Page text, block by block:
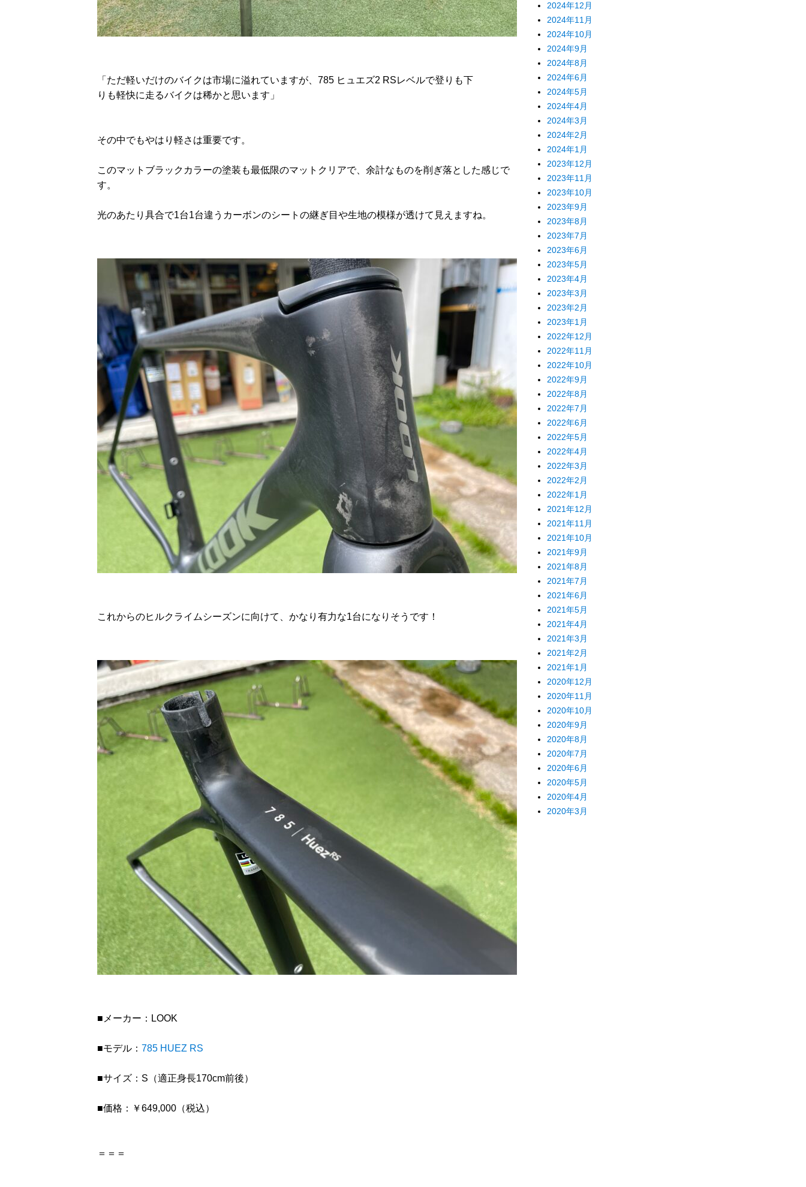
「ただ軽いだけのバイクは市場に溢れていますが、785 ヒュエズ2 RSレベルで登りも下
りも軽快に走るバイクは稀かと思います」
その中でもやはり軽さは重要です。
このマットブラックカラーの塗装も最低限のマットクリアで、余計なものを削ぎ落とした感じで
す。
光のあたり具合で1台1台違うカーボンのシートの継ぎ目や生地の模様が透けて見えますね。
これからのヒルクライムシーズンに向けて、かなり有力な1台になりそうです！
■メーカー：LOOK
■モデル： 785 HUEZ RS
■サイズ：S（適正身長170cm前後）
■価格：￥649,000（税込）
＝＝＝
2024年12月
2024年11月
2024年10月
2024年9月
2024年8月
2024年6月
2024年5月
2024年4月
2024年3月
2024年2月
2024年1月
2023年12月
2023年11月
2023年10月
2023年9月
2023年8月
2023年7月
2023年6月
2023年5月
2023年4月
2023年3月
2023年2月
2023年1月
2022年12月
2022年11月
2022年10月
2022年9月
2022年8月
2022年7月
2022年6月
2022年5月
2022年4月
2022年3月
2022年2月
2022年1月
2021年12月
2021年11月
2021年10月
2021年9月
2021年8月
2021年7月
2021年6月
2021年5月
2021年4月
2021年3月
2021年2月
2021年1月
2020年12月
2020年11月
2020年10月
2020年9月
2020年8月
2020年7月
2020年6月
2020年5月
2020年4月
2020年3月